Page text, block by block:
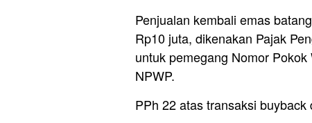
Penjualan kembali emas
Rp10 juta, dikenakan Pajak
untuk pemegang Nomor
NPWP.
PPh 22 atas transaksi